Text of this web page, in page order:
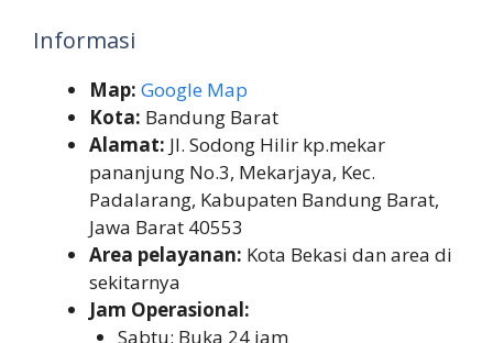
Informasi
Map: Google Map
Kota: Bandung Barat
Alamat: Jl. Sodong Hilir kp.mekar
pananjung No.3, Mekarjaya, Kec.
Padalarang, Kabupaten Bandung Barat,
Jawa Barat 40553
Area pelayanan: Kota Bekasi dan area di
sekitarnya
Jam Operasional:
Sabtu: Buka 24 jam